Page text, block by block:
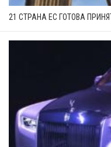
21 СТРАНА ЕС ГОТОВА